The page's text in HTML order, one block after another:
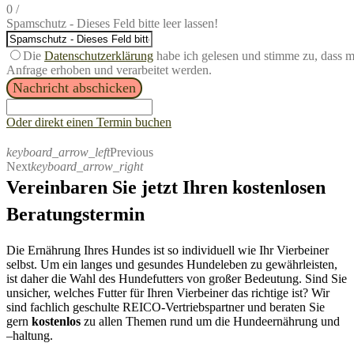
0 /
Spamschutz - Dieses Feld bitte leer lassen!
Die Datenschutzerklärung habe ich gelesen und stimme zu, dass
Anfrage erhoben und verarbeitet werden.
Nachricht abschicken
Oder direkt einen Termin buchen
keyboard_arrow_leftPrevious
Nextkeyboard_arrow_right
Vereinbaren Sie jetzt Ihren kostenlosen
Beratungstermin
Die Ernährung Ihres Hundes ist so individuell wie Ihr Vierbeiner
selbst. Um ein langes und gesundes Hundeleben zu gewährleisten,
ist daherdie Wahl des Hundefutters von großer Bedeutung. Sind Sie
unsicher, welches Futter für Ihren Vierbeinerdas richtige ist? Wir
sind fachlich geschulte REICO-Vertriebspartnerund beraten Sie
gern kostenlos zu allen Themen rund um die Hundeernährung und
–haltung.